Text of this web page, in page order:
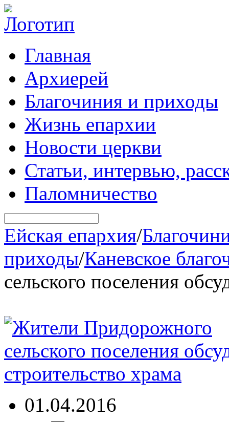
Главная
Архиерей
Благочиния и приходы
Жизнь епархии
Новости церкви
Статьи, интервью,
Паломничество
Ейская епархия/
приходы/Каневское
сельского поселения
01.04.2016